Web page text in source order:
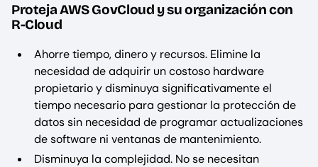
Proteja AWS GovCloud y su organización con
R-Cloud
Ahorre tiempo, dinero y recursos. Elimine la
necesidad de adquirir un costoso hardware
propietario y disminuya significativamente el
tiempo necesario para gestionar la protección de
datos sin necesidad de programar actualizaciones
de software ni ventanas de mantenimiento.
Disminuya la complejidad. No se necesitan